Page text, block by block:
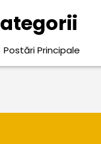
Postări Principale